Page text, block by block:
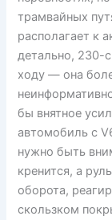
трамвайных
располагает к
детально, 230-
ходу — она
бы внятное
автомобиль с
нужно быть
кренится, а
оборота,
скользком